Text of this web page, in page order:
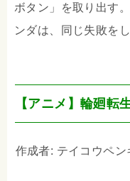
ボタン」を取り出す
ンダは、同じ失敗を
【アニメ】輪廻転
作成者: テイコウペ